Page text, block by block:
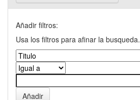
Añadir filtros:
Usa los filtros para afinar la busqueda.